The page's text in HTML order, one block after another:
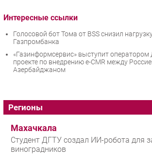
Интересные ссылки
Голосовой бот Тома от BSS снизил
Газпромбанка
«Газинформсервис» выступит
проекте по внедрению e-CMR между
Азербайджаном
Регионы
Махачкала
Студент ДГТУ создал ИИ-робота для
виноградников